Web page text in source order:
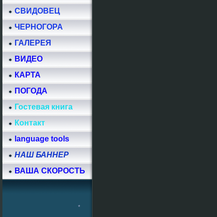
СВИДОВЕЦ
ЧЕРНОГОРА
ГАЛЕРЕЯ
ВИДЕО
КАРТА
ПОГОДА
Гостевая книга
Контакт
language tools
НАШ БАННЕР
ВАША СКОРОСТЬ